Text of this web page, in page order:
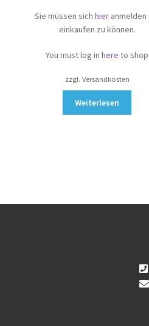
Sie müssen sichhier anmelden
einkaufen zu können.
You must log inhereto shop
zzgl. Versandkosten
Weiterlesen